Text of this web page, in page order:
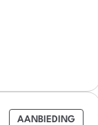
AANBIEDING